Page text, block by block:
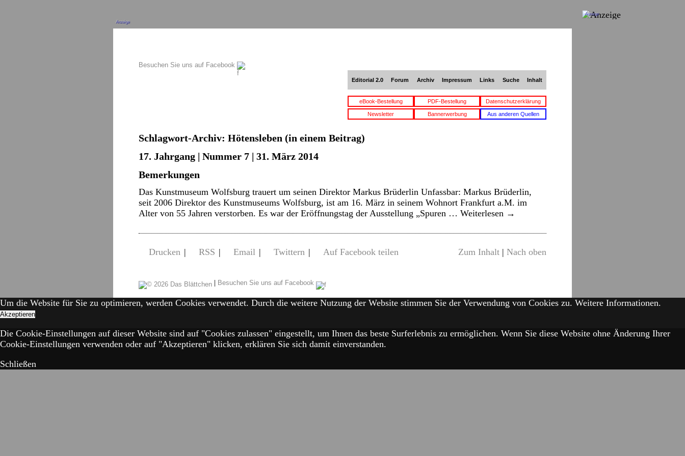
Anzeige
Besuchen Sie uns auf Facebook
Editorial 2.0 Forum Archiv Impressum Links Suche Inhalt
eBook-Bestellung PDF-Bestellung Datenschutzerklärung
Newsletter Bannerwerbung Aus anderen Quellen
Schlagwort-Archiv: Hötensleben (in einem Beitrag)
17. Jahrgang | Nummer 7 | 31. März 2014
Bemerkungen
Das Kunstmuseum Wolfsburg trauert um seinen Direktor Markus Brüderlin Unfassbar: Markus Brüderlin,
seit 2006 Direktor des Kunstmuseums Wolfsburg, ist am 16. März in seinem Wohnort Frankfurt a.M. im
Alter von 55 Jahren verstorben. Es war der Eröffnungstag der Ausstellung „Spuren … Weiterlesen →
Drucken | RSS | Email | Twittern | Auf Facebook teilen Zum Inhalt | Nach oben
| Besuchen Sie uns auf Facebook
Anzeige
Um die Website für Sie zu optimieren, werden Cookies verwendet. Durch die weitere Nutzung der Website stimmen Sie der Verwendung von Cookies zu. Weitere Informationen.
Akzeptieren
Die Cookie-Einstellungen auf dieser Website sind auf "Cookies zulassen" eingestellt, um Ihnen das beste Surferlebnis zu ermöglichen. Wenn Sie diese Website ohne Änderung Ihrer
Cookie-Einstellungen verwenden oder auf "Akzeptieren" klicken, erklären Sie sich damit einverstanden.
Schließen